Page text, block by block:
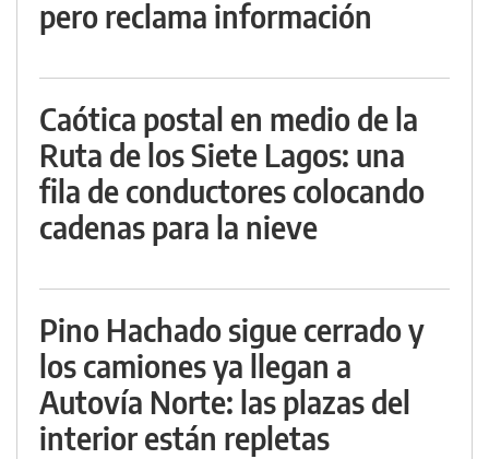
pero reclama información
Caótica postal en medio de la
Ruta de los Siete Lagos: una
fila de conductores colocando
cadenas para la nieve
Pino Hachado sigue cerrado y
los camiones ya llegan a
Autovía Norte: las plazas del
interior están repletas